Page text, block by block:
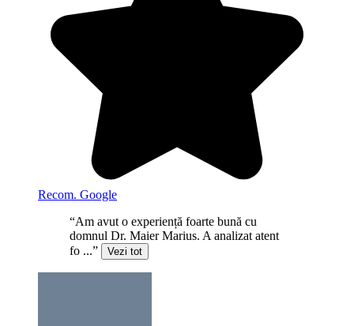
Recom. Google
“Am avut o experiență foarte bună cu
domnul Dr. Maier Marius. A analizat atent
fo ...”
Vezi tot